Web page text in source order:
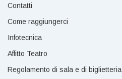
Contatti
Come raggiungerci
Infotecnica
Affitto Teatro
Regolamento di sala e di biglietteria